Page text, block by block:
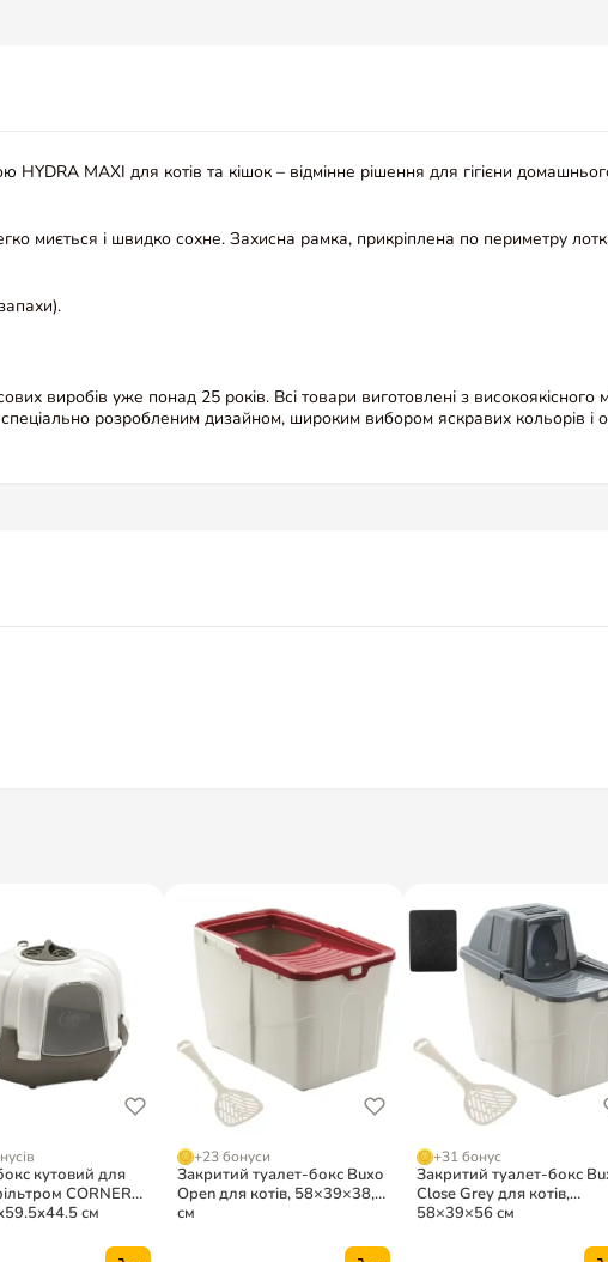
MAXI для котів та кішок – відмінне рішення для гігієни
миється і швидко сохне. Захисна рамка, прикріплена по периметру
виробів уже понад 25 років. Всі товари виготовлені з
спеціально розробленим дизайном, широким вибором яскравих кольорів